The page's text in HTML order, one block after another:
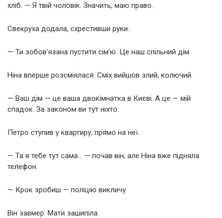
хліб. — Я твій чоловік. Значить, маю право.
Свекруха додала, схрестивши руки:
— Ти зобов’язана пустити сім’ю. Це наш спільний дім.
Ніна вперше розсміялася. Сміх вийшов злий, колючий.
— Ваш дім — це ваша двокімнатка в Києві. А це — мій
спадок. За законом ви тут ніхто.
Петро ступив у квартиру, прямо на неї.
— Та я тебе тут сама… — почав він, але Ніна вже підняла
телефон.
— Крок зробиш — поліцію викличу.
Він завмер. Мати зашипіла: